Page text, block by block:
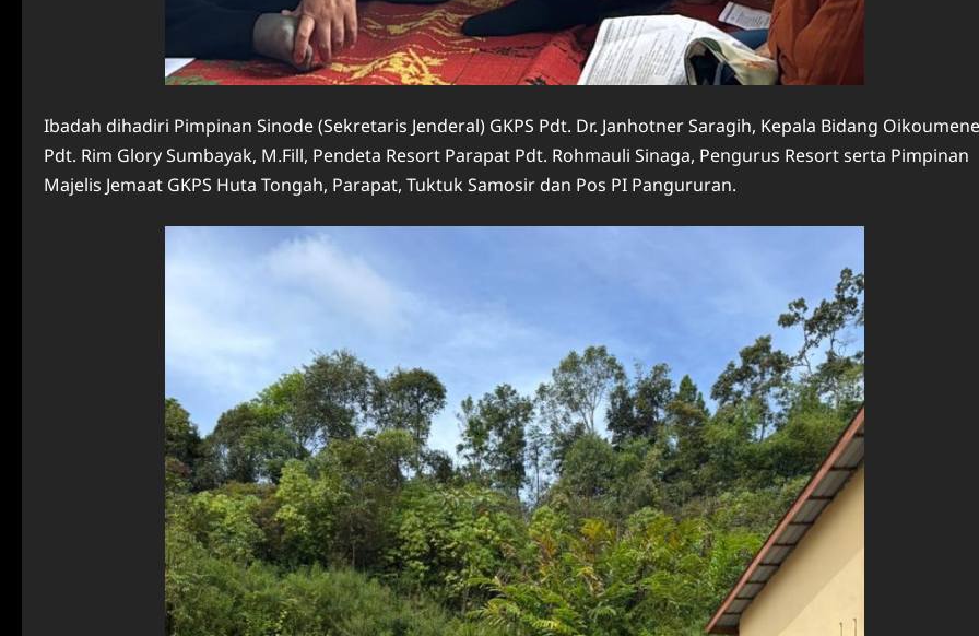
Ibadah dihadiri Pimpinan Sinode (Sekretaris Jenderal) GKPS Pdt. Dr. Janhotner Saragih, Kepala Bidang Oikoumene
Pdt. Rim Glory Sumbayak, M.Fill, Pendeta Resort Parapat Pdt. Rohmauli Sinaga, Pengurus Resort serta Pimpinan
Majelis Jemaat GKPS Huta Tongah, Parapat, Tuktuk Samosir dan Pos PI Pangururan.